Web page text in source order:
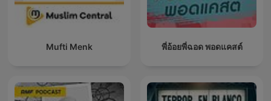
Mufti Menk พี่อ้อยพี่ฉอด พอดแคสต์